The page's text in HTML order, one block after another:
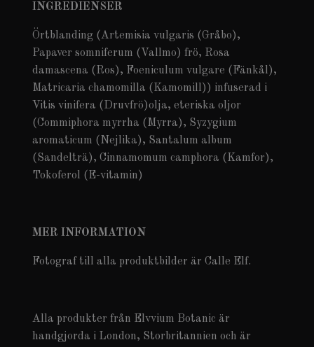
INGREDIENSER
Örtblanding (Artemisia vulgaris (Gråbo),
Papaver somniferum (Vallmo) frö, Rosa
damascena (Ros), Foeniculum vulgare (Fänkål),
Matricaria chamomilla (Kamomill)) infuserad i
Vitis vinifera (Druvfrö)olja, eteriska oljor
(Commiphora myrrha (Myrra), Syzygium
aromaticum (Nejlika), Santalum album
(Sandelträ), Cinnamomum camphora (Kamfor),
Tokoferol (E-vitamin)
MER INFORMATION
Fotograf till alla produktbilder är Calle Elf.
Alla produkter från Elvvium Botanic är
handgjorda i London, Storbritannien och är